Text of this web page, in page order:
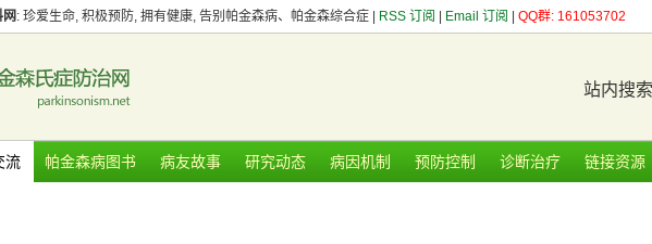
: 珍爱生命, 积极预防, 拥有健康, 告别帕金森病、帕金森综合症 | RSS 订阅 Email 订阅 QQ群: 161053702
站内搜
流 帕金森病图书 病友故事 研究动态 病因机制 预防控制 诊断治疗 链接资源